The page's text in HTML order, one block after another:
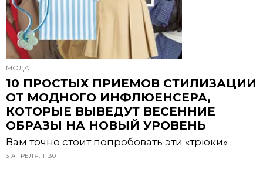
МОДА
10 ПРОСТЫХ ПРИЕМОВ СТИЛИЗАЦИИ
ОТ МОДНОГО ИНФЛЮЕНСЕРА,
КОТОРЫЕ ВЫВЕДУТ ВЕСЕННИЕ
ОБРАЗЫ НА НОВЫЙ УРОВЕНЬ
Вам точно стоит попробовать эти «трюки»
3 АПРЕЛЯ, 11:30